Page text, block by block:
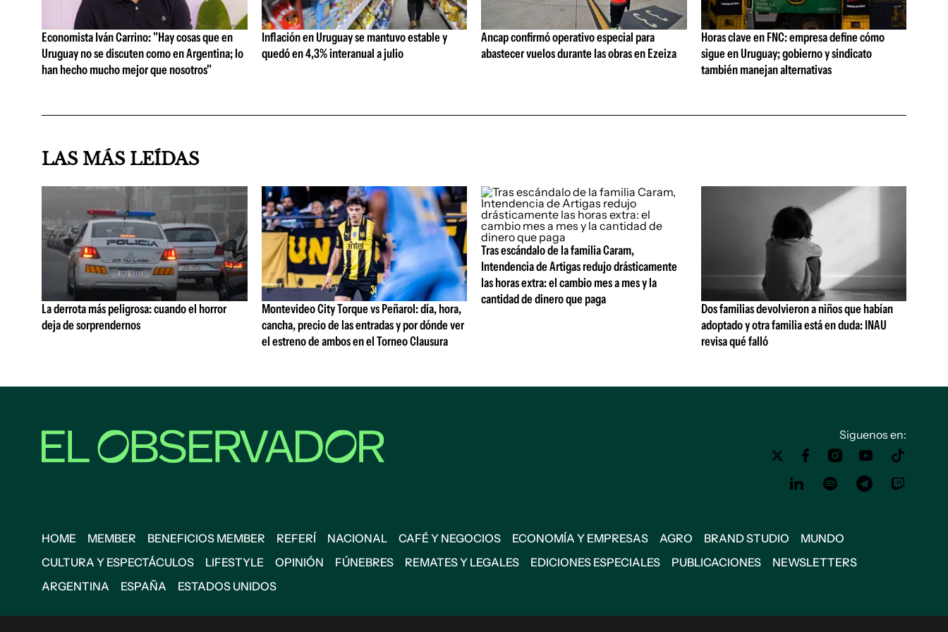
Economista Iván Carrino: "Hay cosas que en
Uruguay no se discuten como en Argentina; lo
han hecho mucho mejor que nosotros"
Inflación en Uruguay se mantuvo estable y
quedó en 4,3% interanual a julio
Ancap confirmó operativo especial para
abastecer vuelos durante las obras en Ezeiza
Horas clave en FNC: empresa define cómo
sigue en Uruguay; gobierno y sindicato
también manejan alternativas
LAS MÁS LEÍDAS
La derrota más peligrosa: cuando el horror
deja de sorprendernos
Montevideo City Torque vs Peñarol: día, hora,
cancha, precio de las entradas y por dónde ver
el estreno de ambos en el Torneo Clausura
Tras escándalo de la familia Caram,
Intendencia de Artigas redujo drásticamente
las horas extra: el cambio mes a mes y la
cantidad de dinero que paga
Dos familias devolvieron a niños que habían
adoptado y otra familia está en duda: INAU
revisa qué falló
Siguenos en:
HOME MEMBER BENEFICIOS MEMBER REFERÍ NACIONAL CAFÉ Y NEGOCIOS ECONOMÍA Y EMPRESAS AGRO BRAND STUDIO
MUNDO
CULTURA Y ESPECTÁCULOS
LIFESTYLE OPINIÓN FÚNEBRES REMATES Y LEGALES EDICIONES ESPECIALES PUBLICACIONES
NEWSLETTERS
ARGENTINA
ESPAÑA ESTADOS UNIDOS